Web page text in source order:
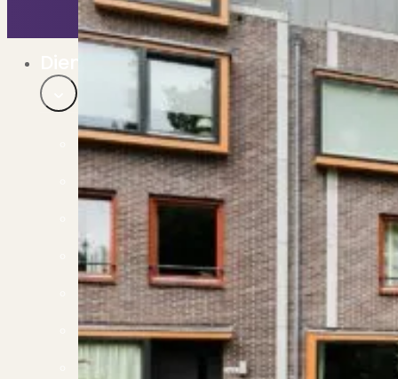
Bekijk ons huuraanbod..
Nieuwbouw projecten
De toekomst, te koop..
Verkoop
Begeleiding naar een succesvolle verkoop
Aankoop
Samen vinden wij jouw droomwoning
Taxatie
Voldoe aan alle wettelijke eisen
Stille Verkoop
Verkoop jouw huis discreet..
Nieuwbouw verkopen
Vraagt om specialistische kennis...
Verhuren
Verhuur uw woning via ons netwerk
Verhuur & Beheer